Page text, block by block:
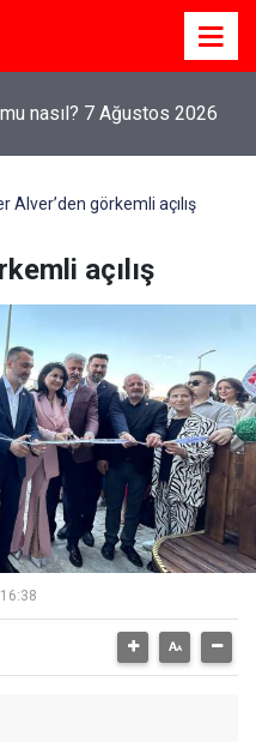
nasıl? 7 Ağustos 2026
Alver’den görkemli açılış
açılış